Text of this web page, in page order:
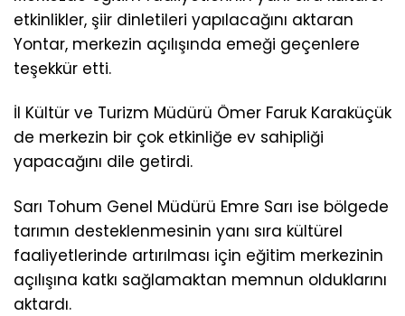
etkinlikler, şiir dinletileri yapılacağını aktaran
Yontar, merkezin açılışında emeği geçenlere
teşekkür etti.
İl Kültür ve Turizm Müdürü Ömer Faruk Karaküçük
de merkezin bir çok etkinliğe ev sahipliği
yapacağını dile getirdi.
Sarı Tohum Genel Müdürü Emre Sarı ise bölgede
tarımın desteklenmesinin yanı sıra kültürel
faaliyetlerinde artırılması için eğitim merkezinin
açılışına katkı sağlamaktan memnun olduklarını
aktardı.